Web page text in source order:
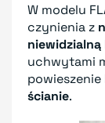
W modelu
czynienia z
uchwytami
ścianie.